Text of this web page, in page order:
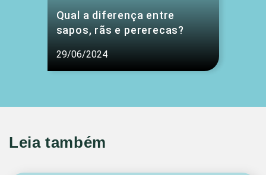
Qual a diferença entre
sapos, rãs e pererecas?
29/06/2024
Leia também